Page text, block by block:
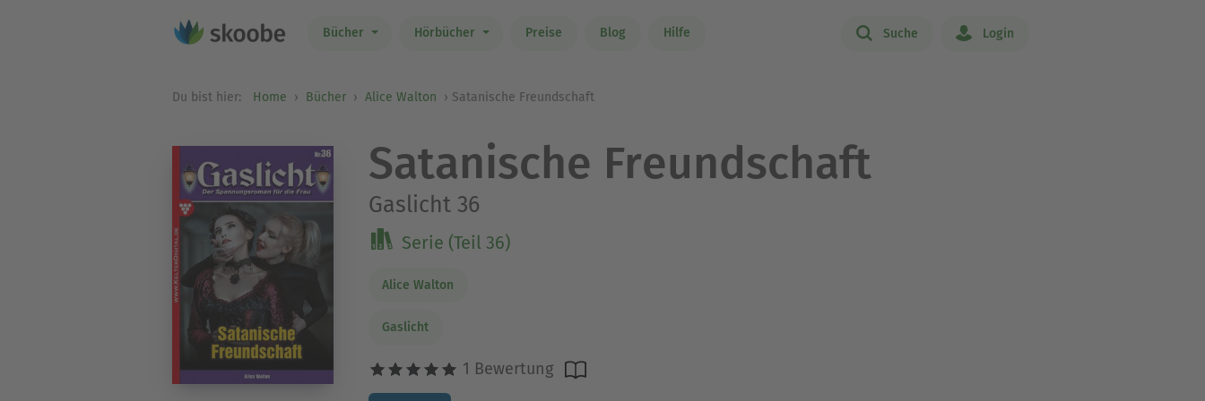
Bücher Hörbücher Preise Blog Hilfe Suche Login
Du bist hier: Home Bücher Alice Walton Satanische Freundschaft
Satanische Freundschaft
Gaslicht 36
Serie (Teil 36)
Alice Walton
Gaslicht
1 Bewertung